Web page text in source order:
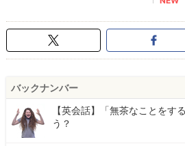
バックナンバー
【英会話】「無茶なことをす
う？